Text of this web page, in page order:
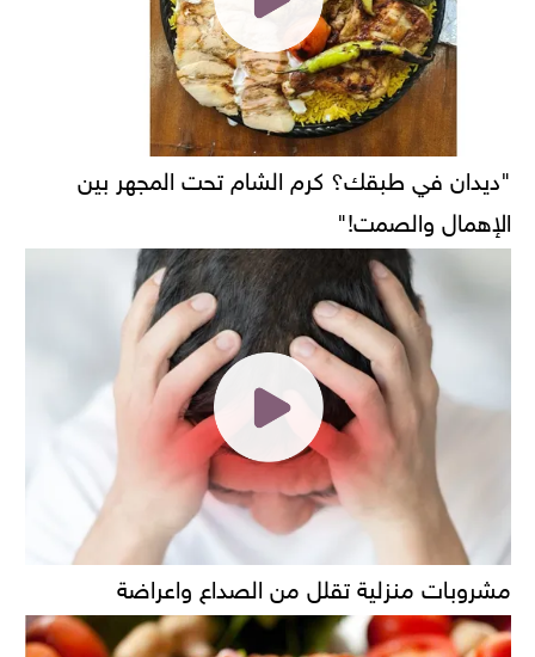
"ديدان في طبقك؟ كرم الشام تحت المجهر بين
الإهمال والصمت!"
مشروبات منزلية تقلل من الصداع واعراضة